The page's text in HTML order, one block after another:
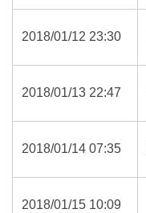
2018/01/12 23:30
2018/01/13 22:47
2018/01/14 07:35
2018/01/15 10:09